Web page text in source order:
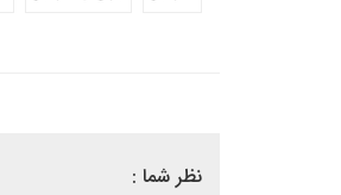
نظر شما :